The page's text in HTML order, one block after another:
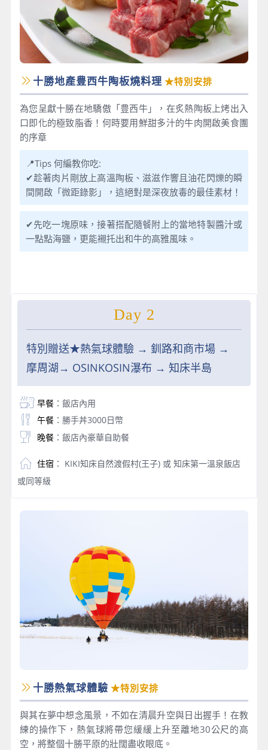
十勝地產豊西牛陶板燒料理 ★特別安排
為您呈獻十勝在地驕傲「豊西牛」，在炙熱陶板上烤出入
口即化的極致脂香！何時要用鮮甜多汁的牛肉開啟美食團
的序章
📍Tips 何編教你吃:
✔趁著肉片剛放上高溫陶板、滋滋作響且油花閃爍的瞬
間開啟「微距錄影」，這絕對是深夜放毒的最佳素材！
✔先吃一塊原味，接著搭配隨餐附上的當地特製醬汁或
一點點海鹽，更能襯托出和牛的高雅風味。
Day 2
特別贈送★熱氣球體驗 → 釧路和商市場 →
摩周湖→ OSINKOSIN瀑布 → 知床半島
早餐：飯店內用
午餐：勝手丼3000日幣
晚餐：飯店內豪華自助餐
住宿 ： KIKI知床自然渡假村(王子) 或 知床第一溫泉飯店
或同等級
十勝熱氣球體驗 ★特別安排
與其在夢中想念風景，不如在清晨升空與日出握手！在教
練的操作下，熱氣球將帶您緩緩上升至離地30公尺的高
空，將整個十勝平原的壯闊盡收眼底。